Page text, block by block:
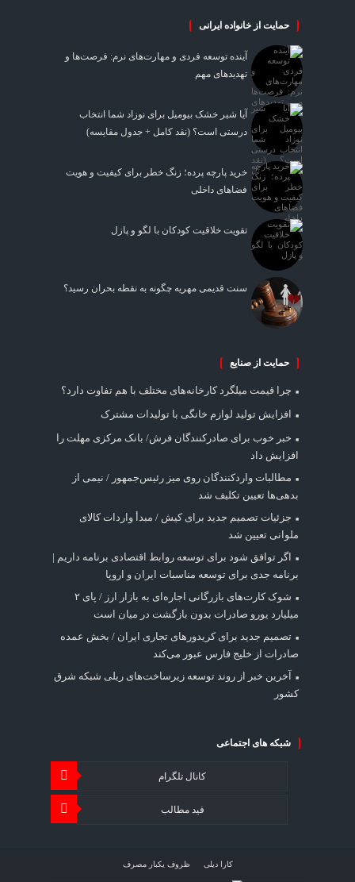
حمایت از خانواده ایرانی
آینده توسعه فردی و مهارت‌های نرم: فرصت‌ها و
تهدیدهای مهم
آیا شیر خشک بیومیل برای نوزاد شما انتخاب
درستی است؟ (نقد کامل + جدول مقایسه)
خرید پارچه پرده؛ زنگ خطر برای کیفیت و هویت
فضاهای داخلی
تقویت خلاقیت کودکان با لگو و پازل
سنت قدیمی مهریه چگونه به نقطه بحران رسید؟
حمایت از صنایع
چرا قیمت میلگرد کارخانه‌های مختلف با هم تفاوت دارد؟
افزایش تولید لوازم خانگی با تولیدات مشترک
خبر خوب برای صادرکنندگان فرش/ بانک مرکزی مهلت را
افزایش داد
مطالبات واردکنندگان روی میز رئیس‌جمهور / نیمی از
بدهی‌ها تعیین تکلیف شد
جزئیات تصمیم جدید برای کیش / مبدأ واردات کالای
ملوانی تعیین شد
اگر توافق شود برای توسعه روابط اقتصادی برنامه داریم |
برنامه جدی برای توسعه مناسبات ایران و اروپا
شوک کارت‌های بازرگانی اجاره‌ای به بازار ارز / پای ۲
میلیارد یورو صادرات بدون بازگشت در میان است
تصمیم جدید برای کریدورهای تجاری ایران / بخش عمده
صادرات از خلیج فارس عبور می‌کند
آخرین خبر از روند توسعه زیرساخت‌های ریلی شبکه شرق
کشور
شبکه های اجتماعی
کانال تلگرام
فید مطالب
کارا دیلی ظروف یکبار مصرف